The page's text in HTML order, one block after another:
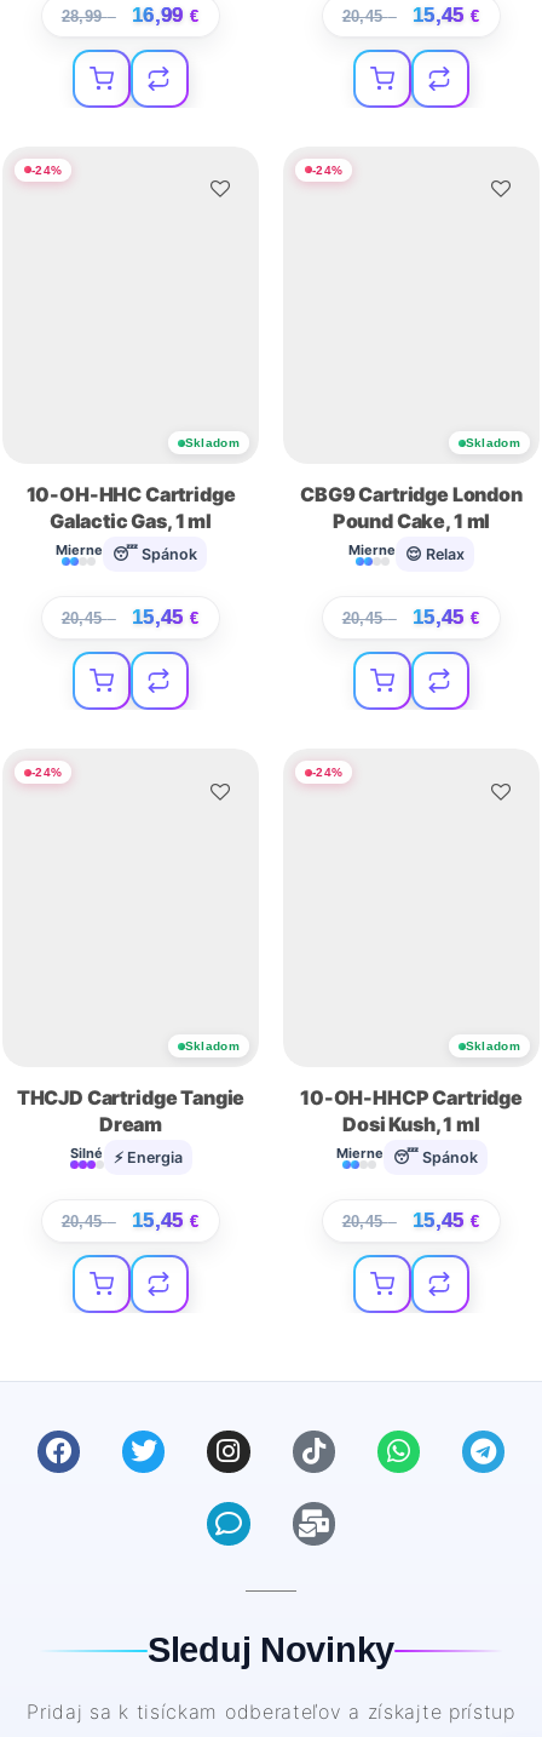
28,99€ 16,99 € 20,45€ 15,45 €
-24%
Skladom
10-OH-HHC Cartridge
Galactic Gas, 1 ml
Mierne 😴 Spánok
20,45€ 15,45 €
-24%
Skladom
CBG9 Cartridge London
Pound Cake, 1 ml
Mierne 😌 Relax
20,45€ 15,45 €
-24%
Skladom
THCJD Cartridge Tangie
Dream
Silné ⚡ Energia
20,45€ 15,45 €
-24%
Skladom
10-OH-HHCP Cartridge
Dosi Kush, 1 ml
Mierne 😴 Spánok
20,45€ 15,45 €
Sleduj Novinky
Pridaj sa k tisíckam odberateľov a získajte prístup